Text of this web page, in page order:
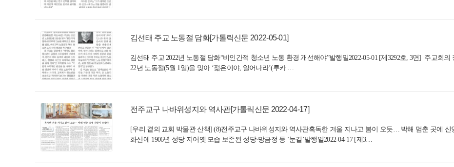
김선태 주교 노동절 담화[가톨릭신문 2022-05-01]
김선태 주교 2022년 노동절 담화“비인간적 청소년 노동 환경 개선해야”발행일2022-05-01 [제3292호, 3면] 주교회
22년 노동절(5월 1일)을 맞아 ‘젊은이야, 일어나라’(루카 …
전주교구 나바위성지와 역사관[가톨릭신문 2022-04-17]
[우리 곁의 교회 박물관 산책] (8)전주교구 나바위성지와 역사관혹독한 겨울 지나고 봄이 오듯… 박해 멈춘 곳에
화산에 1906년 성당 지어옛 모습 보존된 성당·망금정 등 ‘눈길’발행일2022-04-17 [제3…